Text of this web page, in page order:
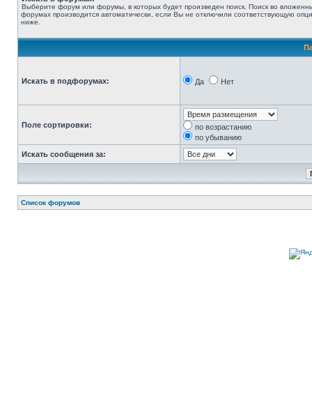
Выберите форум или форумы, в которых будет произведен поиск. Поиск во
форумах производится автоматически, если Вы не отключили соответствующую
ниже.
Искать в подфорумах: Да Нет
Поле сортировки:
по возрастанию
по убыванию
Искать сообщения за:
Список форумов